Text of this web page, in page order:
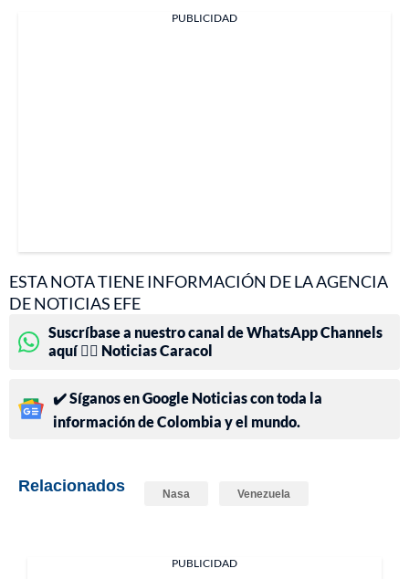
PUBLICIDAD
ESTA NOTA TIENE INFORMACIÓN DE LA AGENCIA
DE NOTICIAS EFE
Suscríbase a nuestro canal de WhatsApp Channels
aquí 👉🏻 Noticias Caracol
✔️ Síganos en Google Noticias con toda la
información de Colombia y el mundo.
Relacionados Nasa Venezuela
PUBLICIDAD